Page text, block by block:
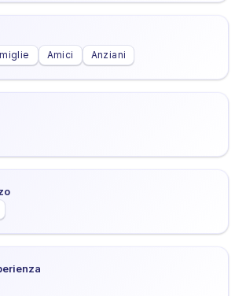
Amici Anziani